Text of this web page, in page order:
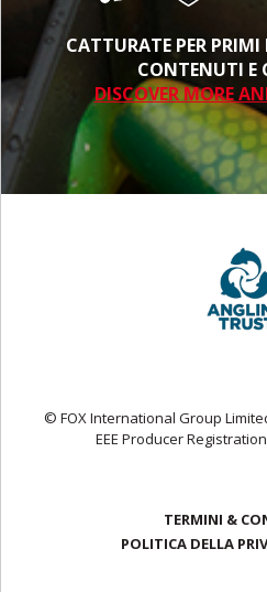
CATTURATE PER
CONTENUTI E
DISCOVER MORE
© FOX International Group
EEE Producer Registration
TERMINI &
POLITICA DELLA